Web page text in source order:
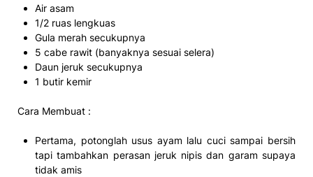
Air asam
1/2 ruas lengkuas
Gula merah secukupnya
5 cabe rawit (banyaknya sesuai selera)
Daun jeruk secukupnya
1 butir kemir
Cara Membuat :
Pertama, potonglah usus ayam lalu cuci sampai bersih
tapi tambahkan perasan jeruk nipis dan garam supaya
tidak amis